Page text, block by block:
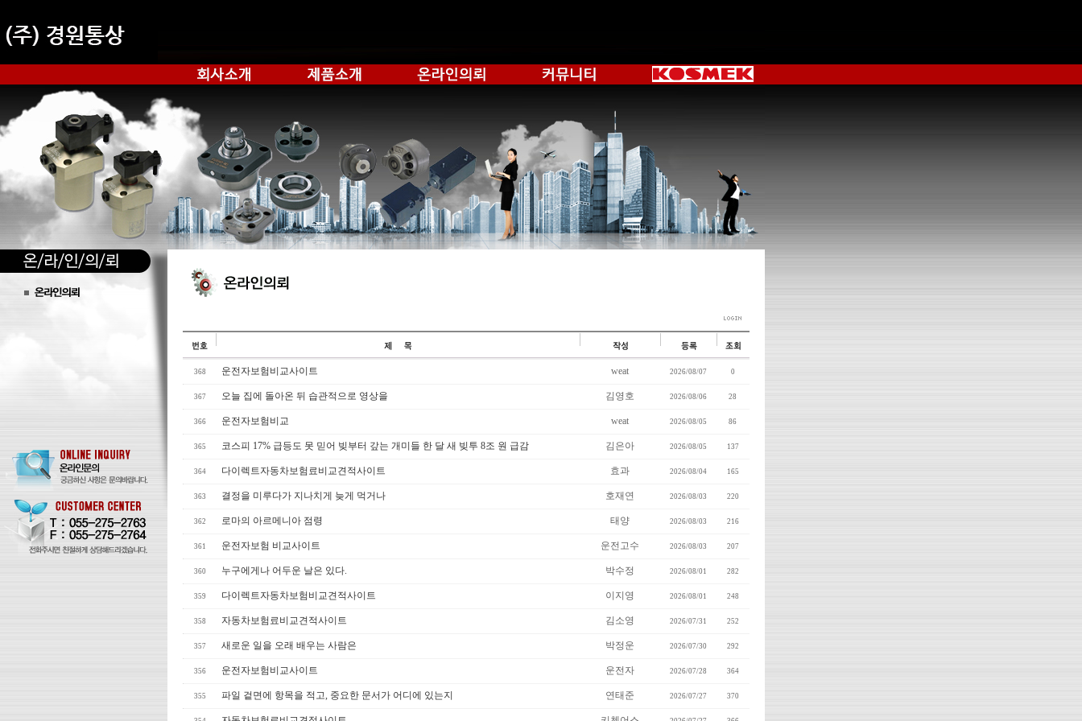
368 운전자보험비교사이트 weat 2026/08/07 0
367 오늘 집에 돌아온 뒤 습관적으로 영상을 김영호 2026/08/06 28
366 운전자보험비교 weat 2026/08/05 86
365 코스피 17% 급등도 못 믿어 빚부터 갚는 개미들 한 달 새 빚투 8조 원 급감 김은아 2026/08/05 137
364 다이렉트자동차보험료비교견적사이트 효과 2026/08/04 165
363 결정을 미루다가 지나치게 늦게 먹거나 호재연 2026/08/03 220
362 로마의 아르메니아 점령 태양 2026/08/03 216
361 운전자보험 비교사이트 운전고수 2026/08/03 207
360 누구에게나 어두운 날은 있다. 박수정 2026/08/01 282
359 다이렉트자동차보험비교견적사이트 이지영 2026/08/01 248
358 자동차보험료비교견적사이트 김소영 2026/07/31 252
357 새로운 일을 오래 배우는 사람은 박정운 2026/07/30 292
356 운전자보험비교사이트 운전자 2026/07/28 364
355 파일 겉면에 항목을 적고, 중요한 문서가 어디에 있는지 연태준 2026/07/27 370